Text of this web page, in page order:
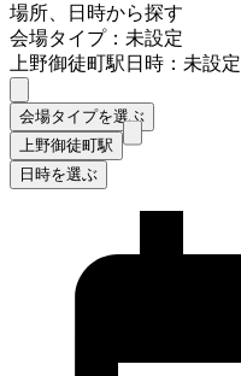
場所、日時から探す
会場タイプ：未設定
上野御徒町駅日時：未設定
会場タイプを選ぶ
上野御徒町駅
日時を選ぶ